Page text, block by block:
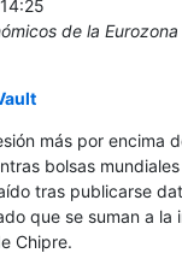
de la
más por encima
bolsas
tras publicarse
que se suman a la
Chipre.